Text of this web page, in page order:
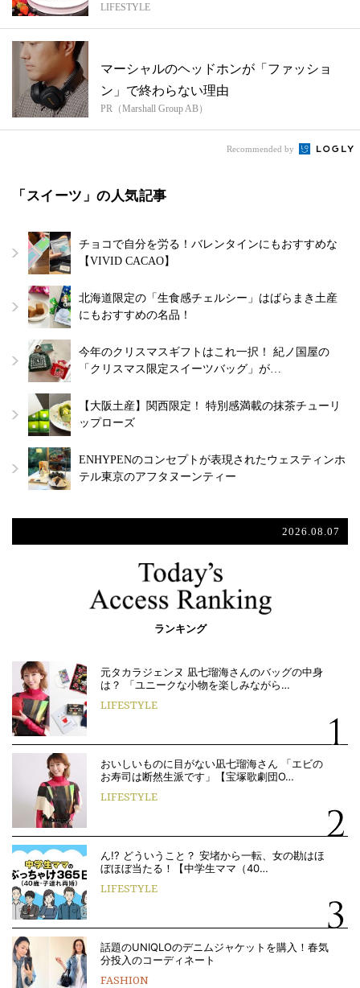
目...
LIFESTYLE
マーシャルのヘッドホンが「ファッショ
ン」で終わらない理由
PR（Marshall Group AB）
Recommended by
「スイーツ」の人気記事
チョコで自分を労る！バレンタインにもおすすめな
【VIVID CACAO】
北海道限定の「生食感チェルシー」はばらまき土産
にもおすすめの名品！
今年のクリスマスギフトはこれ一択！ 紀ノ国屋の
「クリスマス限定スイーツバッグ」が…
【大阪土産】関西限定！ 特別感満載の抹茶チューリ
ップローズ
ENHYPENのコンセプトが表現されたウェスティンホ
テル東京のアフタヌーンティー
2026.08.07
ランキング
元タカラジェンヌ 凪七瑠海さんのバッグの中身
は？ 「ユニークな小物を楽しみながら…
LIFESTYLE
おいしいものに目がない凪七瑠海さん 「エビの
お寿司は断然生派です」【宝塚歌劇団O…
LIFESTYLE
ん!? どういうこと？ 安堵から一転、女の勘はほ
ぼほぼ当たる！【中学生ママ（40…
LIFESTYLE
話題のUNIQLOのデニムジャケットを購入！春気
分投入のコーディネート
FASHION